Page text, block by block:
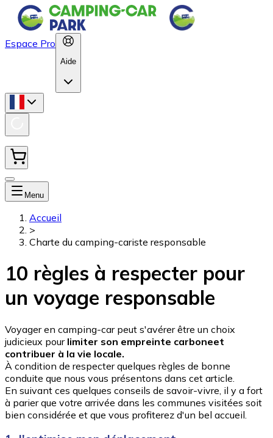
Espace Pro
Aide
Menu
Accueil
>
Charte du camping-cariste responsable
10 règles à respecter pour
un voyage responsable
Voyager en camping-car peut s'avérer être un choix
judicieux pour limiter son empreinte carboneet
contribuer à la vie locale.
À condition de respecter quelques règles de bonne
conduite que nous vous présentons dans cet article.
En suivant ces quelques conseils de savoir-vivre, il y a fort
à parier que votre arrivée dans les communes visitées soit
bien considérée et que vous profiterez d'un bel accueil.